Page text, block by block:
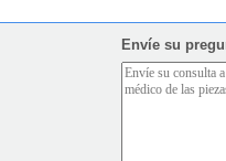
Envíe su